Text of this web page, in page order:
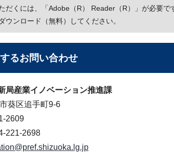
だくには、「Adobe（R） Reader（R）」が必要で
ウンロード（無料）してください。
るお問い合わせ
局産業イノベーション推進課
葵区追手町9-6
2609
221-2698